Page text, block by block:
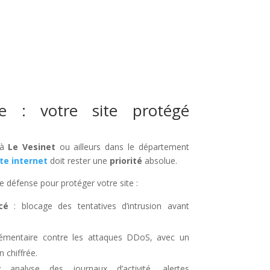
: votre site protégé
Le Vesinet ou ailleurs dans le département
internet doit rester une priorité absolue.
défense pour protéger votre site :
: blocage des tentatives d’intrusion avant
contre les attaques DDoS, avec un
chiffrée.